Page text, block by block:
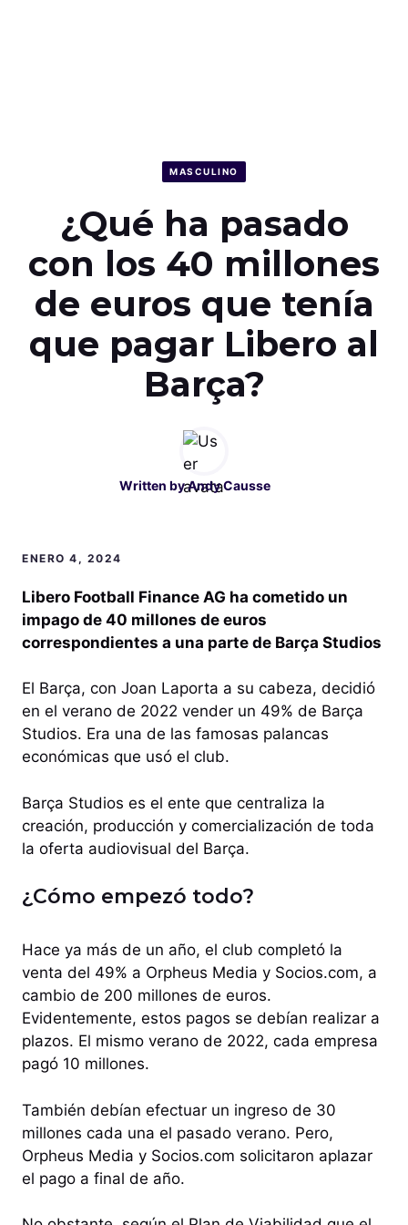
MASCULINO
¿Qué ha pasado
con los 40 millones
de euros que tenía
que pagar Libero al
Barça?
Written byAndy Causse
ENERO 4, 2024
Libero Football Finance AG ha cometido un
impago de 40 millones de euros
correspondientes a una parte de Barça Studios
El Barça, con Joan Laporta a su cabeza, decidió
en el verano de 2022 vender un 49% de Barça
Studios. Era una de las famosas palancas
económicas que usó el club.
Barça Studios es el ente que centraliza la
creación, producción y comercialización de toda
la oferta audiovisual del Barça.
¿Cómo empezó todo?
Hace ya más de un año, el club completó la
venta del 49% a Orpheus Media y Socios.com, a
cambio de 200 millones de euros.
Evidentemente, estos pagos se debían realizar a
plazos. El mismo verano de 2022, cada empresa
pagó 10 millones.
También debían efectuar un ingreso de 30
millones cada una el pasado verano. Pero,
Orpheus Media y Socios.com solicitaron aplazar
el pago a final de año.